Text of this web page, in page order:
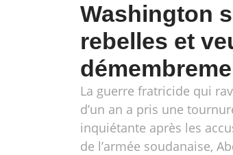
Washington
rebelles et
La guerre fratricide qui
d’un an a pris une
inquiétante après les
de l’armée soudanaise,